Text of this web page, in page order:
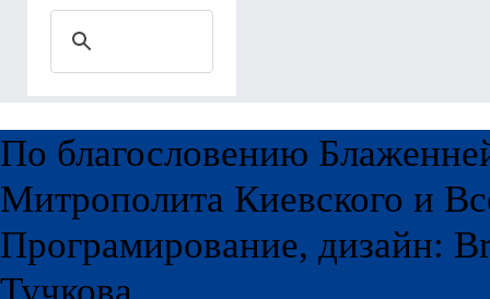
По благословению
Митрополита Киевского и
Програмирование, дизайн:
Тучкова